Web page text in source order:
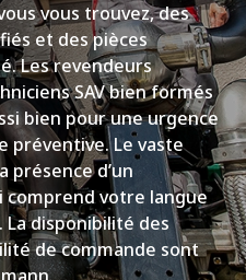
vous trouvez, des
et des pièces
Les revendeurs
SAV bien formés
bien pour une urgence
préventive. Le vaste
présence d’un
comprend votre langue
disponibilité des
de commande sont